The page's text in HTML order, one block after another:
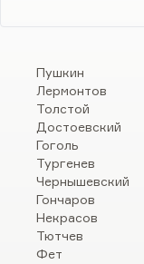
Пушкин
Лермонтов
Толстой
Достоевский
Гоголь
Тургенев
Чернышевский
Гончаров
Некрасов
Тютчев
Фет